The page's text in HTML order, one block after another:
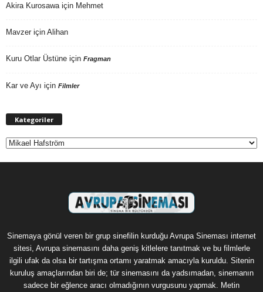
Akira Kurosawa için Mehmet
Mavzer için Alihan
Kuru Otlar Üstüne için Fragman
Kar ve Ayı için Filmler
Kategoriler
Kategoriler
Sinemaya gönül veren bir grup sinefilin kurduğu Avrupa Sineması internet
sitesi, Avrupa sinemasını daha geniş kitlelere tanıtmak ve bu filmlerle
ilgili ufak da olsa bir tartışma ortamı yaratmak amacıyla kuruldu. Sitenin
kuruluş amaçlarından biri de; tür sinemasını da yadsımadan, sinemanın
sadece bir eğlence aracı olmadığının vurgusunu yapmak. Metin